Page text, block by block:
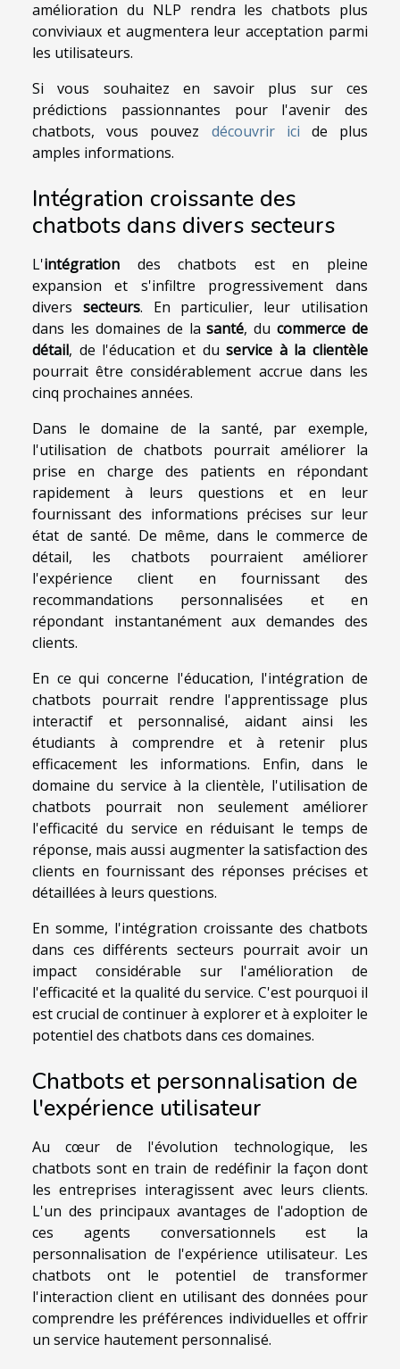
amélioration du NLP rendra les chatbots plus
conviviaux et augmentera leur acceptation parmi
les utilisateurs.
Si vous souhaitez en savoir plus sur ces
prédictions passionnantes pour l'avenir des
chatbots, vous pouvez découvrir ici de plus
amples informations.
Intégration croissante des
chatbots dans divers secteurs
L'intégration des chatbots est en pleine
expansion et s'infiltre progressivement dans
divers secteurs. En particulier, leur utilisation
dans les domaines de lasanté, ducommerce de
détail, de l'éducation et duservice à la clientèle
pourrait être considérablement accrue dans les
cinq prochaines années.
Dans le domaine de la santé, par exemple,
l'utilisation de chatbots pourrait améliorer la
prise en charge des patients en répondant
rapidement à leurs questions et en leur
fournissant des informations précises sur leur
état de santé. De même, dans le commerce de
détail, les chatbots pourraient améliorer
l'expérience client en fournissant des
recommandations personnalisées et en
répondant instantanément aux demandes des
clients.
En ce qui concerne l'éducation, l'intégration de
chatbots pourrait rendre l'apprentissage plus
interactif et personnalisé, aidant ainsi les
étudiants à comprendre et à retenir plus
efficacement les informations. Enfin, dans le
domaine du service à la clientèle, l'utilisation de
chatbots pourrait non seulement améliorer
l'efficacité du service en réduisant le temps de
réponse, mais aussi augmenter la satisfaction des
clients en fournissant des réponses précises et
détaillées à leurs questions.
En somme, l'intégration croissante des chatbots
dans ces différents secteurs pourrait avoir un
impact considérable sur l'amélioration de
l'efficacité et la qualité du service. C'est pourquoi il
est crucial de continuer à explorer et à exploiter le
potentiel des chatbots dans ces domaines.
Chatbots et personnalisation de
l'expérience utilisateur
Au cœur de l'évolution technologique, les
chatbots sont en train de redéfinir la façon dont
les entreprises interagissent avec leurs clients.
L'un des principaux avantages de l'adoption de
ces agents conversationnels est la
personnalisation de l'expérience utilisateur. Les
chatbots ont le potentiel de transformer
l'interaction client en utilisant des données pour
comprendre les préférences individuelles et offrir
un service hautement personnalisé.